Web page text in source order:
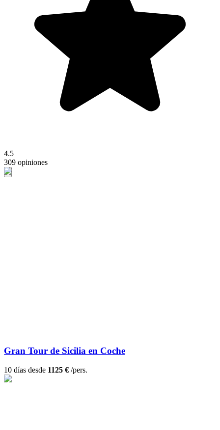
4.5
309 opiniones
Gran Tour de Sicilia en Coche
10 días desde 1125 € /pers.